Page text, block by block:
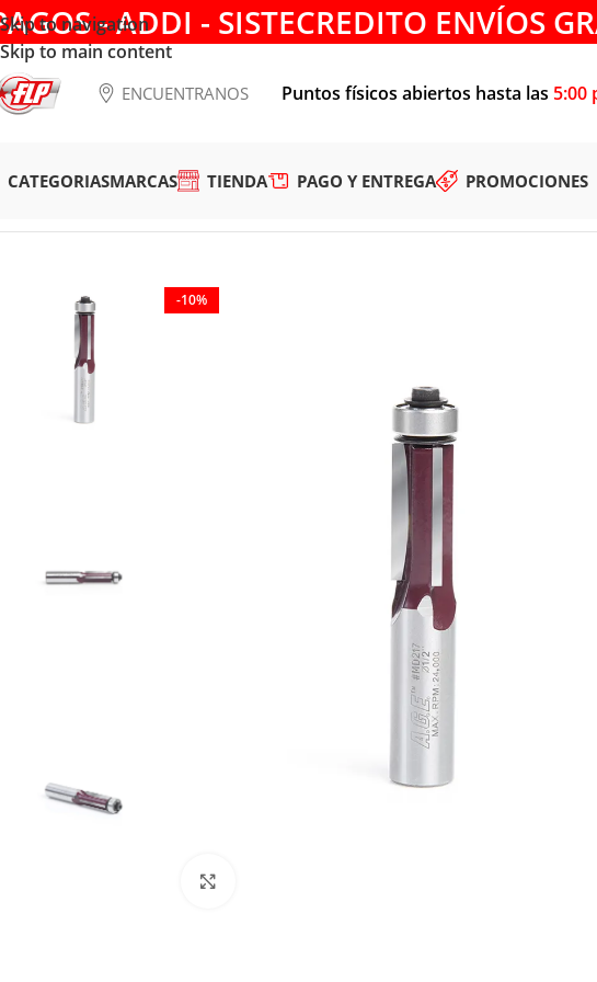
Skip to navigation
Skip to main content
- ADDI - SISTECREDITO ENVÍOS
ENCUENTRANOS Puntos físicos abiertos hasta las 5:00
CATEGORIASMARCAS TIENDA PAGO Y ENTREGA PROMOCIONES
-10%